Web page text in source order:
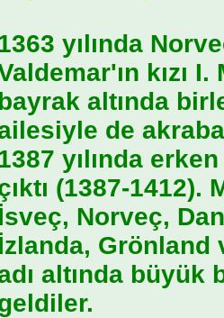
yılında
kızı
bayrak altında
de
yılında
(1387-1412).
Norveç,
altında